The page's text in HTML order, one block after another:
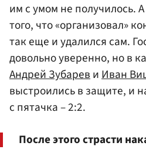
им с умом не получилось. А
того, что «организовал»
так еще и удалился сам.
довольно уверенно, но в
Андрей ЗубаревиИван
выстроились в защите, и
с пятачка – 2:2.
После этого страсти